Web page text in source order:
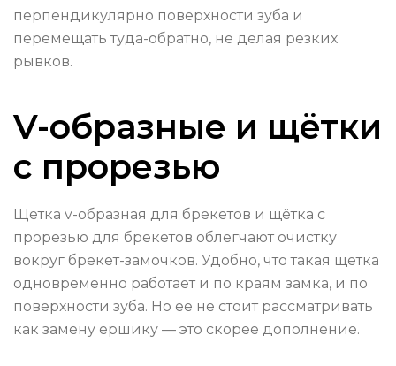
перпендикулярно поверхности зуба и
перемещать туда-обратно, не делая резких
рывков.
V-образные и щётки
с прорезью
Щетка v-образная для брекетов и щётка с
прорезью для брекетов облегчают очистку
вокруг брекет-замочков. Удобно, что такая щетка
одновременно работает и по краям замка, и по
поверхности зуба. Но её не стоит рассматривать
как замену ершику — это скорее дополнение.